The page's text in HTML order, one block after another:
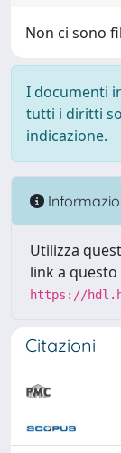
Non ci sono
I documenti
tutti i diritti
indicazione.
Utilizza
link a
https://
Citazioni